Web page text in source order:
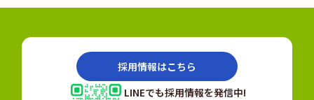
採用情報はこちら
LINEでも採用情報を発信中!